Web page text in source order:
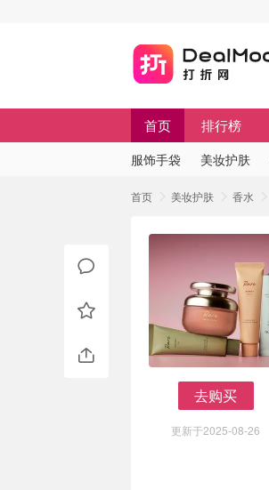
首页 排行榜
服饰手袋 美妆护肤
首页 美妆护肤 香水
去购买
更新于2025-08-26